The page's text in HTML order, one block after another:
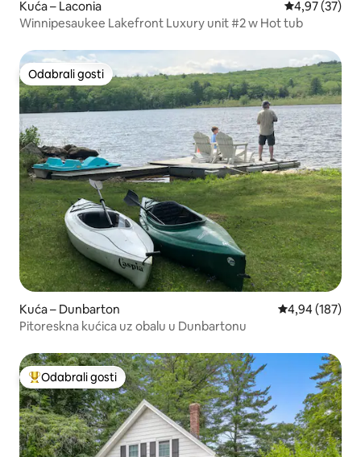
Kuća – Laconia Prosječna
4,97 (37)
Winnipesaukee Lakefront Luxury unit #2 w Hot tub
Odabrali gosti
Odabrali gosti
Kuća – Dunbarton Prosječna
4,94 (187)
Pitoreskna kućica uz obalu u Dunbartonu
Među najviše rangiranima s oznakom „Odabrali gosti”
Odabrali gosti